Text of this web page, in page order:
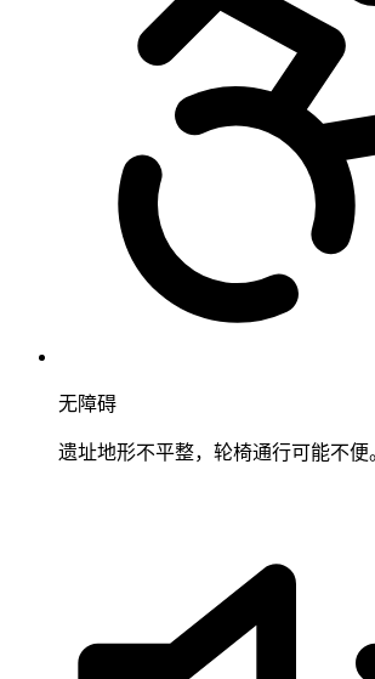
无障碍
遗址地形不平整，轮椅通行可能不便